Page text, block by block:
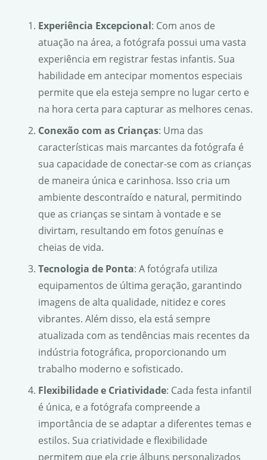
Experiência Excepcional: Com anos de
atuação na área, a fotógrafa possui uma vasta
experiência em registrar festas infantis. Sua
habilidade em antecipar momentos especiais
permite que ela esteja sempre no lugar certo e
na hora certa para capturar as melhores cenas.
Conexão com as Crianças: Uma das
características mais marcantes da fotógrafa é
sua capacidade de conectar-se com as crianças
de maneira única e carinhosa. Isso cria um
ambiente descontraído e natural, permitindo
que as crianças se sintam à vontade e se
divirtam, resultando em fotos genuínas e
cheias de vida.
Tecnologia de Ponta: A fotógrafa utiliza
equipamentos de última geração, garantindo
imagens de alta qualidade, nitidez e cores
vibrantes. Além disso, ela está sempre
atualizada com as tendências mais recentes da
indústria fotográfica, proporcionando um
trabalho moderno e sofisticado.
Flexibilidade e Criatividade: Cada festa infantil
é única, e a fotógrafa compreende a
importância de se adaptar a diferentes temas e
estilos. Sua criatividade e flexibilidade
permitem que ela crie álbuns personalizados